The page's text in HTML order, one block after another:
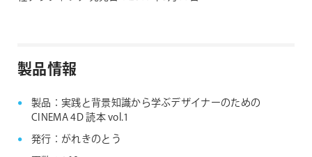
製品情報
製品：実践と背景知識から学ぶデザイナーのための
CINEMA 4D 読本 vol.1
発行：がれきのとう